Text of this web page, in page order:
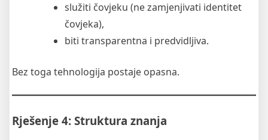
služiti čovjeku (ne zamjenjivati identitet
čovjeka),
biti transparentna i predvidljiva.
Bez toga tehnologija postaje opasna.
Rješenje 4: Struktura znanja